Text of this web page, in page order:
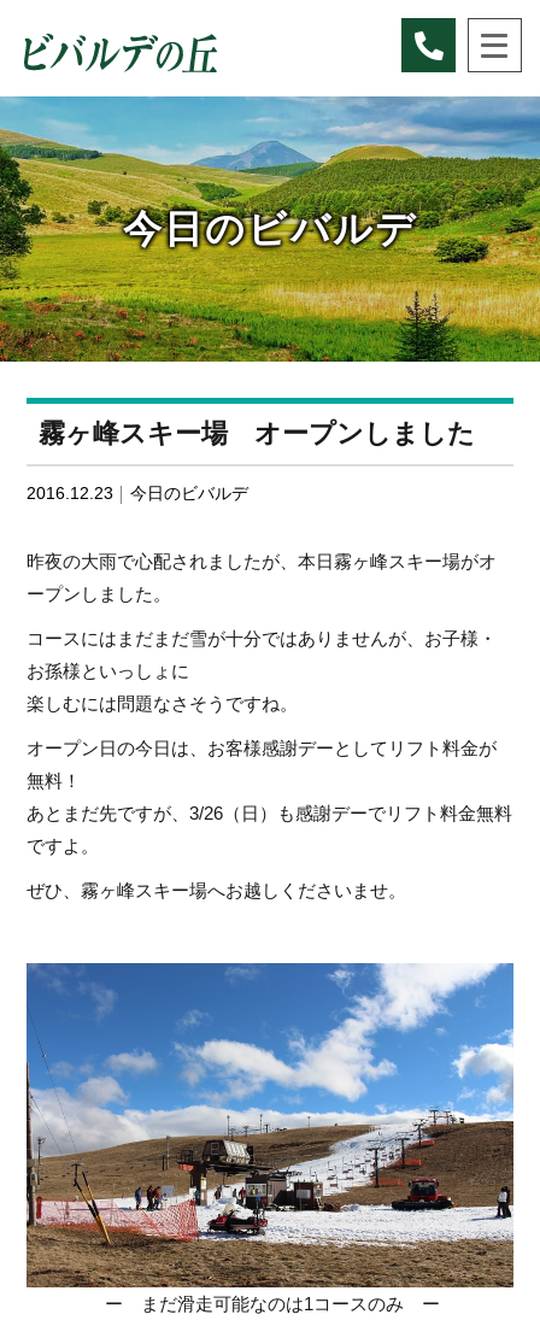
今日のビバルデ
霧ヶ峰スキー場 オープンしました
2016.12.23 今日のビバルデ
昨夜の大雨で心配されましたが、本日霧ヶ峰スキー場がオ
ープンしました。
コースにはまだまだ雪が十分ではありませんが、お子様・
お孫様といっしょに
楽しむには問題なさそうですね。
オープン日の今日は、お客様感謝デーとしてリフト料金が
無料！
あとまだ先ですが、3/26（日）も感謝デーでリフト料金無料
ですよ。
ぜひ、霧ヶ峰スキー場へお越しくださいませ。
ー まだ滑走可能なのは1コースのみ ー